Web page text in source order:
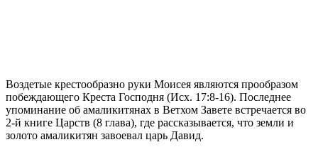
Воздетые крестообразно руки Моисея являются прообразом
побеждающего Креста Господня (Исх. 17:8-16). Последнее
упоминание об амаликитянах в Ветхом Завете встречается во
2-й книге Царств (8 глава), где рассказывается, что земли и
золото амаликитян завоевал царь Давид.